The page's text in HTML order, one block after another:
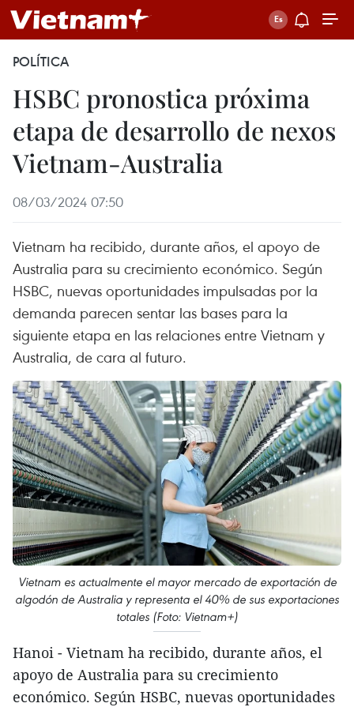
POLÍTICA
HSBC pronostica próxima
etapa de desarrollo de nexos
Vietnam-Australia
08/03/2024 07:50
Vietnam ha recibido, durante años, el apoyo de
Australia para su crecimiento económico. Según
HSBC, nuevas oportunidades impulsadas por la
demanda parecen sentar las bases para la
siguiente etapa en las relaciones entre Vietnam y
Australia, de cara al futuro.
Vietnam es actualmente el mayor mercado de exportación de
algodón de Australia y representa el 40% de sus exportaciones
totales (Foto: Vietnam+)
Hanoi - Vietnam ha recibido, durante años, el
apoyo de Australia para su crecimiento
económico. Según HSBC, nuevas oportunidades